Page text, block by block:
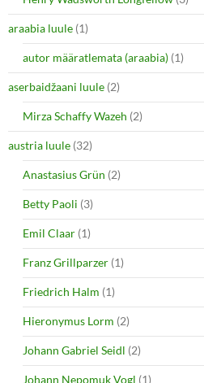
p
e
n
n
n
w
w
i
n
d
o
)
O
p
e
n
i
n
n
e
w
w
i
n
d
w
)
araabia luule (1)
autor määratlemata (araabia) (1)
aserbaidžaani luule (2)
Mirza Schaffy Wazeh (2)
austria luule (32)
Anastasius Grün (2)
Betty Paoli (3)
Emil Claar (1)
Franz Grillparzer (1)
Friedrich Halm (1)
Hieronymus Lorm (2)
Johann Gabriel Seidl (2)
Johann Nepomuk Vogl (1)